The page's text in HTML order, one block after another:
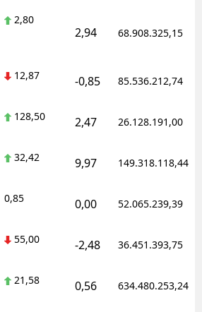
2,80
2,94 68.908.325,15
12,87 -0,85 85.536.212,74
128,50 2,47 26.128.191,00
32,42 9,97 149.318.118,44
0,85 0,00 52.065.239,39
55,00 -2,48 36.451.393,75
21,58 0,56 634.480.253,24